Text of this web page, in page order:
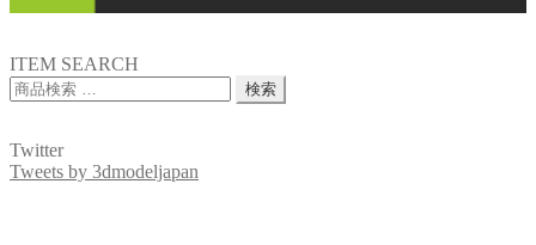
ITEM SEARCH
検
象:
検索
Twitter
Tweets by 3dmodeljapan